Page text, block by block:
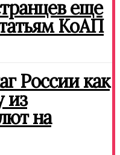
еще
КоАП
России как
из
на